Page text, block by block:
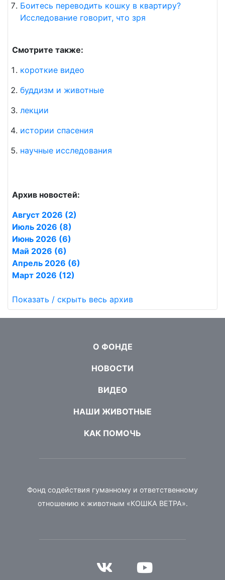
Боитесь переводить кошку в квартиру?
Исследование говорит, что зря
Смотрите также:
короткие видео
буддизм и животные
лекции
истории спасения
научные исследования
Архив новостей:
Август 2026 (2)
Июль 2026 (8)
Июнь 2026 (6)
Май 2026 (6)
Апрель 2026 (6)
Март 2026 (12)
Показать / скрыть весь архив
О ФОНДЕ
НОВОСТИ
ВИДЕО
НАШИ ЖИВОТНЫЕ
КАК ПОМОЧЬ
Фонд содействия гуманному и ответственному
отношению к животным «КОШКА ВЕТРА».